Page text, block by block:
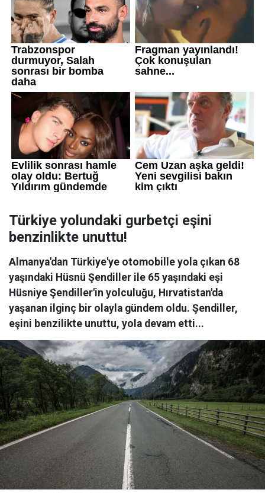
Türkiye yolundaki gurbetçi eşini
benzinlikte unuttu!
Almanya'dan Türkiye'ye otomobille yola çıkan 68
yaşındaki Hüsnü Şendiller ile 65 yaşındaki eşi
Hüsniye Şendiller'in yolculuğu, Hırvatistan'da
yaşanan ilginç bir olayla gündem oldu. Şendiller,
eşini benzilikte unuttu, yola devam etti...